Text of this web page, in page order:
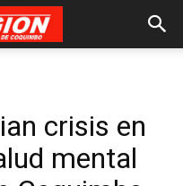
crisis en
mental